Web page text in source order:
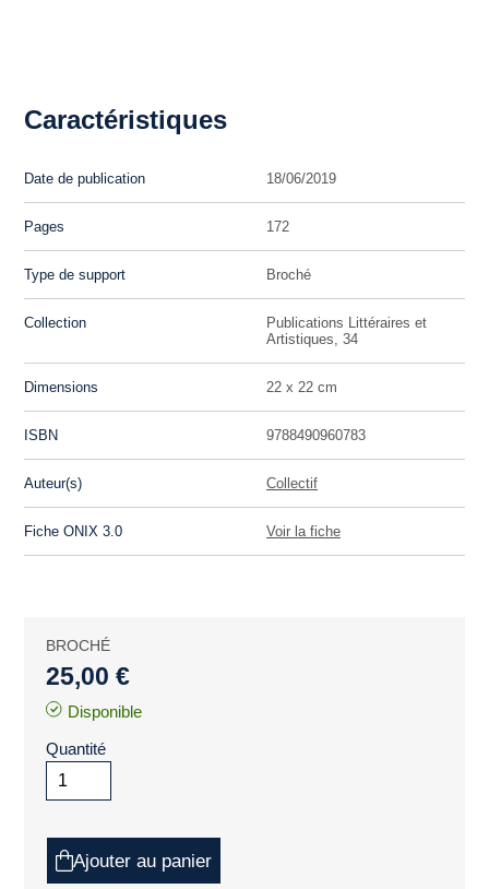
Caractéristiques
Date de publication 18/06/2019
Pages 172
Type de support Broché
Collection
Publications Littéraires et
Artistiques, 34
Dimensions 22 x 22 cm
ISBN 9788490960783
Auteur(s) Collectif
Fiche ONIX 3.0 Voir la fiche
BROCHÉ
25,00 €
Disponible
Quantité
Ajouter au panier